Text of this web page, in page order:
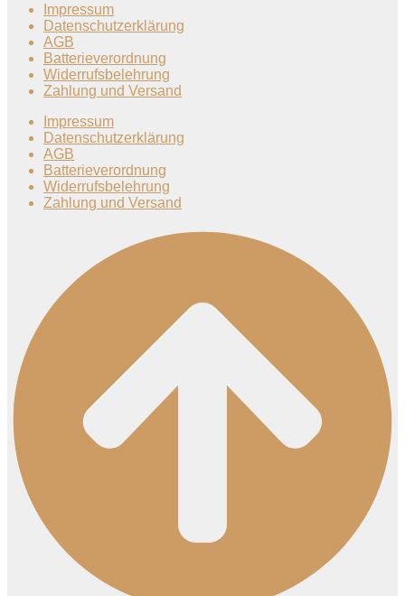
Impressum
Datenschutzerklärung
AGB
Batterieverordnung
Widerrufsbelehrung
Zahlung und Versand
Impressum
Datenschutzerklärung
AGB
Batterieverordnung
Widerrufsbelehrung
Zahlung und Versand